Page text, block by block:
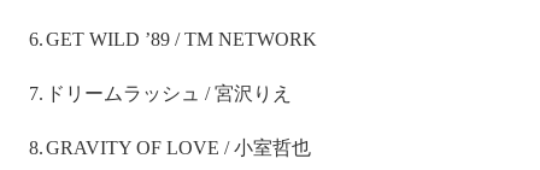
6.GET WILD ’89 / TM NETWORK
7. ドリームラッシュ /宮沢りえ
8.GRAVITY OF LOVE /小室哲也